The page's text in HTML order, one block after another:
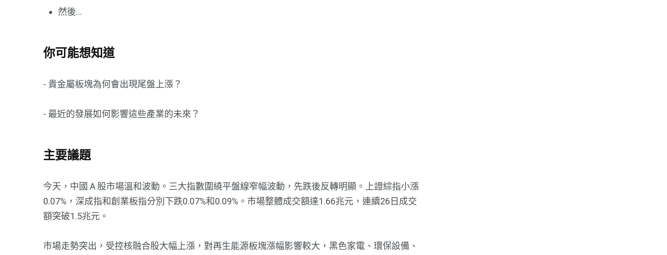
然後...
你可能想知道
- 貴金屬板塊為何會出現尾盤上漲？
- 最近的發展如何影響這些產業的未來？
主要議題
今天，中國 A 股市場溫和波動。三大指數圍繞平盤線窄幅波動，先跌後反轉明顯。上證綜指小漲
0.07%，深成指和創業板指分別下跌0.07%和0.09%。市場整體成交額達1.66兆元，連續26日成交
額突破1.5兆元。
市場走勢突出，受控核融合股大幅上漲，對再生能源板塊漲幅影響較大，黑色家電、環保設備、